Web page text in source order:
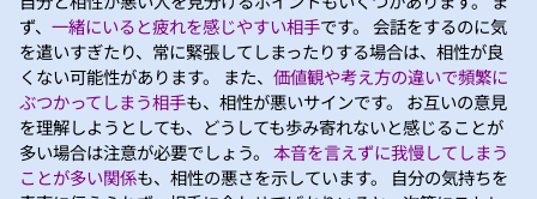
ず、 一緒にいると疲れを感じやすい相手です。 会話をするのに気
を遣いすぎたり、常に緊張してしまったりする場合は、相性が良
くない可能性があります。 また、 価値観や考え方の違いで頻繁に
ぶつかってしまう相手も、相性が悪いサインです。 お互いの意見
を理解しようとしても、どうしても歩み寄れないと感じることが
多い場合は注意が必要でしょう。 本音を言えずに我慢してしまう
ことが多い関係も、相性の悪さを示しています。 自分の気持ちを